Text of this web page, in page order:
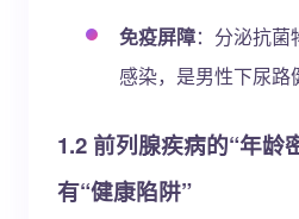
免疫屏障：分泌抗
感染，是男性下尿路
1.2 前列腺疾病的“年龄
有“健康陷阱”